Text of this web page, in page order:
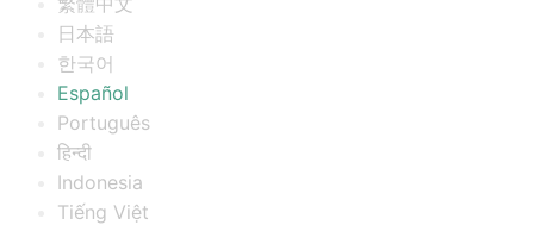
日本語
한국어
Español
Português
हिन्दी
Indonesia
Tiếng Việt